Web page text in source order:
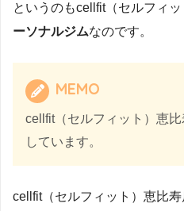
というのもcellfit（セルフィッ
ーソナルジムなのです。
MEMO
cellfit（セルフィット）恵
しています。
cellfit（セルフィット）恵比